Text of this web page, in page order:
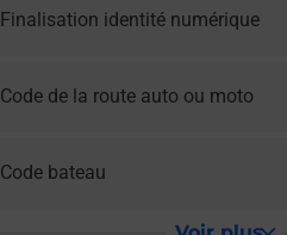
Finalisation identité numérique
Code de la route auto ou moto
Code bateau